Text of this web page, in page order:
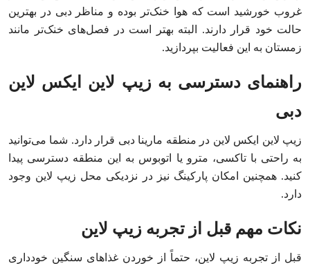
غروب خورشید است که هوا خنک‌تر بوده و مناظر دبی در بهترین
حالت خود قرار دارند. البته بهتر است در فصل‌های خنک‌تر مانند
زمستان به این فعالیت بپردازید.
راهنمای دسترسی به زیپ لاین ایکس لاین
دبی
زیپ لاین ایکس لاین در منطقه مارینا دبی قرار دارد. شما می‌توانید
به راحتی با تاکسی، مترو یا اتوبوس به این منطقه دسترسی پیدا
کنید. همچنین امکان پارکینگ نیز در نزدیکی محل زیپ لاین وجود
دارد.
نکات مهم قبل از تجربه زیپ لاین
قبل از تجربه زیپ لاین، حتماً از خوردن غذاهای سنگین خودداری